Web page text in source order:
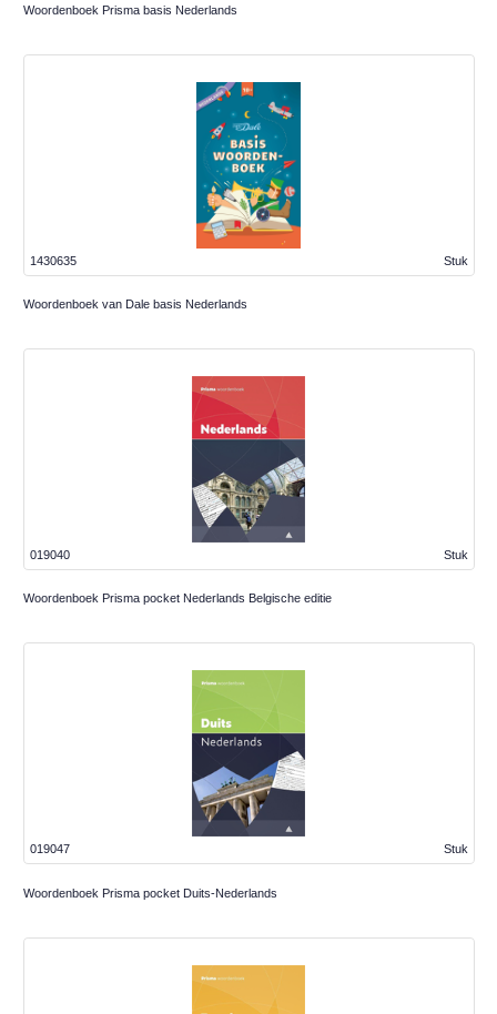
Woordenboek Prisma basis Nederlands
Stuk
1430635
Woordenboek van Dale basis Nederlands
Stuk
019040
Woordenboek Prisma pocket Nederlands Belgische editie
Stuk
019047
Woordenboek Prisma pocket Duits-Nederlands